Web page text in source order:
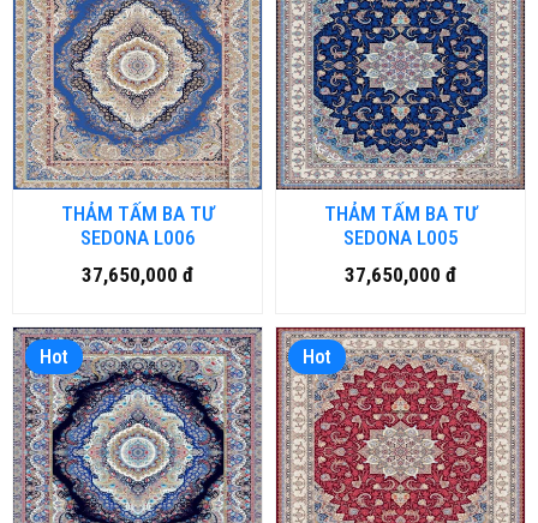
THẢM TẤM BA TƯ
SEDONA L006
37,650,000 đ
THẢM TẤM BA TƯ
SEDONA L005
37,650,000 đ
Hot Hot